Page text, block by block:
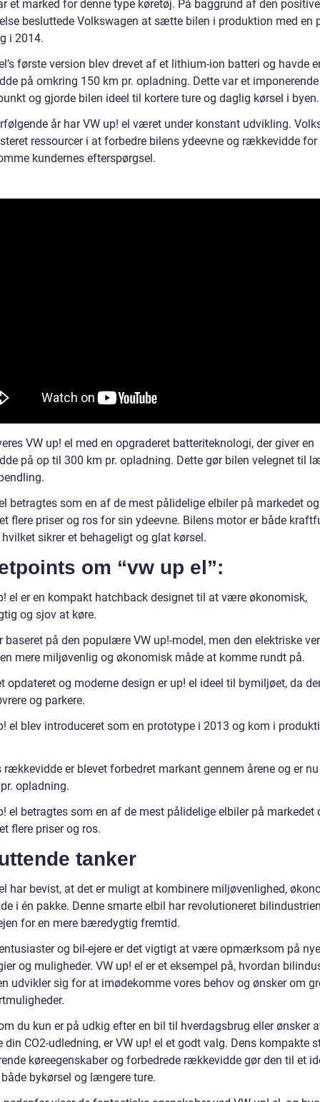
et marked for denne type køretøj. På baggrund af den positive
besluttede Volkswagen at sætte bilen i produktion med en
i 2014.
første version blev drevet af et lithium-ion batteri og havde
på omkring 150 km pr. opladning. Dette var et
og gjorde bilen ideel til kortere ture og daglig kørsel i byen.
år har VW up! el været under konstant udvikling.
ressourcer i at forbedre bilens ydeevne og rækkevidde for
kundernes efterspørgsel.
VW up! el med en opgraderet batteriteknologi, der giver en
på op til 300 km pr. opladning. Dette gør bilen velegnet til
betragtes som en af de mest pålidelige elbiler på markedet
flere priser og ros for sin ydeevne. Bilens motor er både
sikrer et behageligt og glat kørsel.
om “vw up el”:
el er en kompakt hatchback designet til at være økonomisk,
og sjov at køre.
baseret på den populære VW up!-model, men den elektriske
mere miljøvenlig og økonomisk måde at komme rundt på.
opdateret og moderne design er up! el ideel til bymiljøet, da
og parkere.
el blev introduceret som en prototype i 2013 og kom i
rækkevidde er blevet forbedret markant gennem årene og er
opladning.
el betragtes som en af de mest pålidelige elbiler på markedet
flere priser og ros.
tanker
har bevist, at det er muligt at kombinere miljøvenlighed,
i én pakke. Denne smarte elbil har revolutioneret
for en mere bæredygtig fremtid.
og bil-ejere er det vigtigt at være opmærksom på nye
og muligheder. VW up! el er et eksempel på, hvordan
udvikler sig for at imødekomme vores behov og ønsker om
du kun er på udkig efter en bil til hverdagsbrug eller ønsker
din CO2-udledning, er VW up! el et godt valg. Dens kompakte
køreegenskaber og forbedrede rækkevidde gør den til et
bykørsel og længere ture.